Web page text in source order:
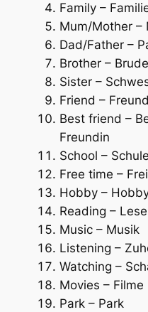
Family –
Mum/Mother –
Dad/Father –
Brother –
Sister –
Friend –
Best friend –
Freundin
School – Schule
Free time –
Hobby –
Reading –
Music – Musik
Listening –
Watching –
Movies – Filme
Park – Park